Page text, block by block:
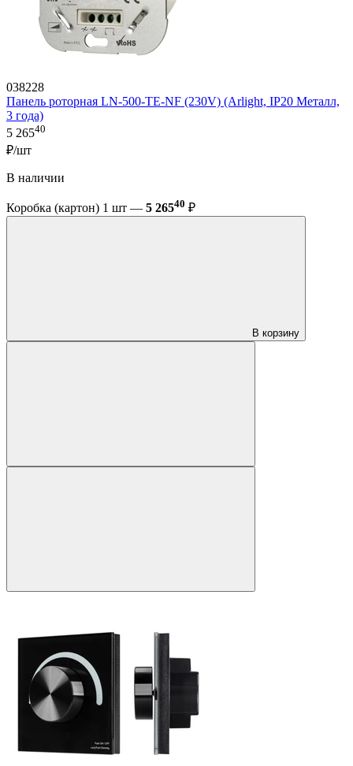
038228
Панель роторная LN-500-TE-NF (230V) (Arlight, IP20 Металл,
3 года)
5 26540
₽/шт
В наличии
Коробка (картон) 1 шт — 5 26540 ₽
В корзину